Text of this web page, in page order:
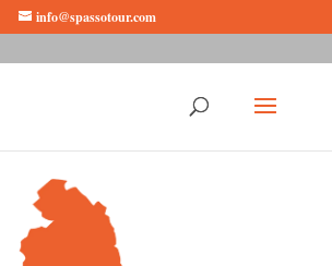
info@spassotour.com
in Umbria